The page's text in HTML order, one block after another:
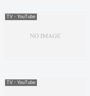
TV・YouTube
TV・YouTube